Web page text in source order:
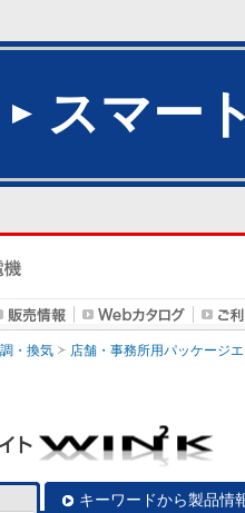
スマー
・換気
店舗・事務所用パッケージ
キーワードから製品情